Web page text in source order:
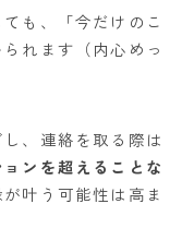
も、「今だけのこ
れます（内心めっ
、連絡を取る際は
ンを超えることな
叶う可能性は高ま